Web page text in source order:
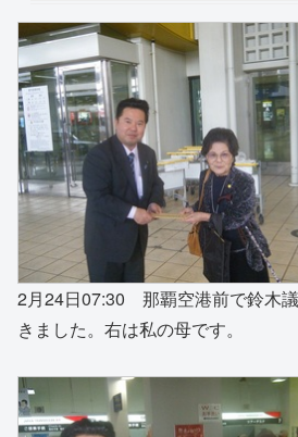
2月24日07:30 那覇空港前で鈴木
きました。右は私の母です。